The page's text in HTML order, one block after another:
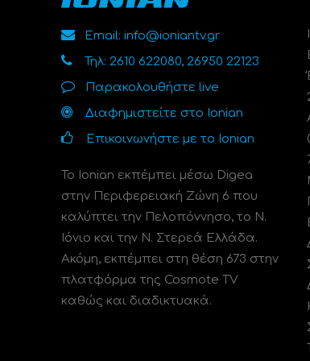
Email: info@ioniantv.gr
Τηλ: 2610 622080, 26950 22123
Παρακολουθήστε live
Διαφημιστείτε στο Ionian
Επικοινωνήστε με το Ionian
Το Ionian εκπέμπει μέσω Digea
στην Περιφερειακή Ζώνη 6 που
καλύπτει την Πελοπόννησο, το N.
Ιόνιο και την Ν. Στερεά Ελλάδα.
Ακόμη, εκπέμπει στη θέση 673 στην
πλατφόρμα της Cosmote TV
καθώς και διαδικτυακά.